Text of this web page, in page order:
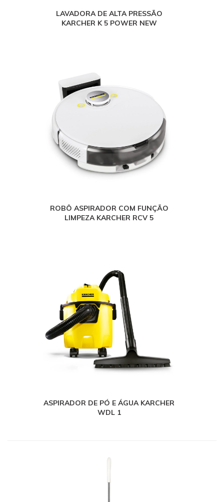
LAVADORA DE ALTA PRESSÃO
KARCHER K 5 POWER NEW
ROBÔ ASPIRADOR COM FUNÇÃO
LIMPEZA KARCHER RCV 5
ASPIRADOR DE PÓ E ÁGUA KARCHER
WDL 1